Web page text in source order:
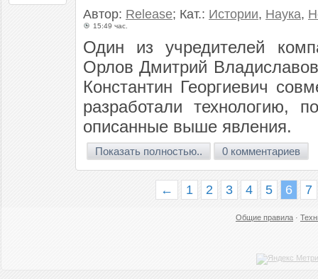
Автор: Release; Кат.: Истории, Наука,
15:49 час.
Один из учредителей
Орлов Дмитрий
Константин Георгиевич
разработали технологию,
описанные выше явления.
Показать полностью.. 0 комментариев
← 1 2 3 4 5 6 7
Общие правила ·